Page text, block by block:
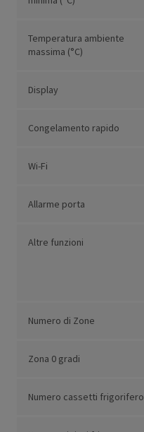
Temperatura ambiente
massima (°C)
Display
Congelamento rapido
Wi-Fi
Allarme porta
Altre funzioni
Numero di Zone
Zona 0 gradi
Numero cassetti frigorifero